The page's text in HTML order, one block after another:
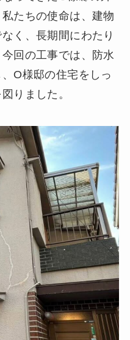
たちの使命は、建物
く、長期間にわたり
回の工事では、防水
O様邸の住宅をしっ
りました。